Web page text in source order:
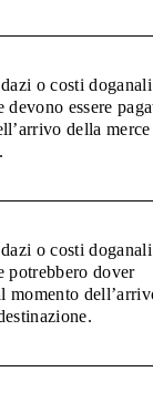
o costi doganali
devono essere
della merce
o costi doganali
potrebbero dover
momento